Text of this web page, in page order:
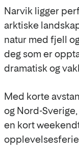
Narvik ligger
arktiske
natur med fjell
deg som er
dramatisk og
Med korte
og Nord-
en kort